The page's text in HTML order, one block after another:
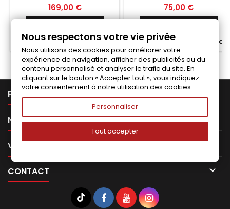
Prix
169,00 €
Fabriqué a la commande
Prix
75,00 €
Fabriqué a la commande
PRODUITS
NOTRE SOCIÉTÉ 
VOTRE COMPTE 
CONTACT 
Nous respectons votre vie privée
Nous utilisons des cookies pour améliorer votre
expérience de navigation, afficher des publicités ou du
contenu personnalisé et analyser le trafic du site. En
cliquant sur le bouton « Accepter tout », vous indiquez
votre consentement à notre utilisation des cookies.
Personnaliser
Tout accepter